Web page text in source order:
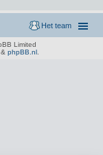
Het team
Limited
& phpBB.nl